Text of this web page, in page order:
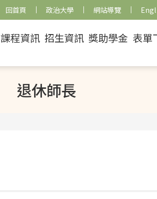
回首頁 政治大學 網站導覽
課程資訊 招生資訊 獎助學金 表單
退休師長